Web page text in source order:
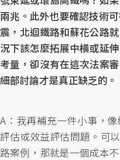
兩兆。此外也要確認技術
震，北迴鐵路和蘇花公路
況下該怎麼拓展中橫或延
考量，卻沒有在這次法案
細部討論才是真正缺乏的。
A：我再補充一件小事，
評估或效益評估問題。可
路案例，那就是一個成本